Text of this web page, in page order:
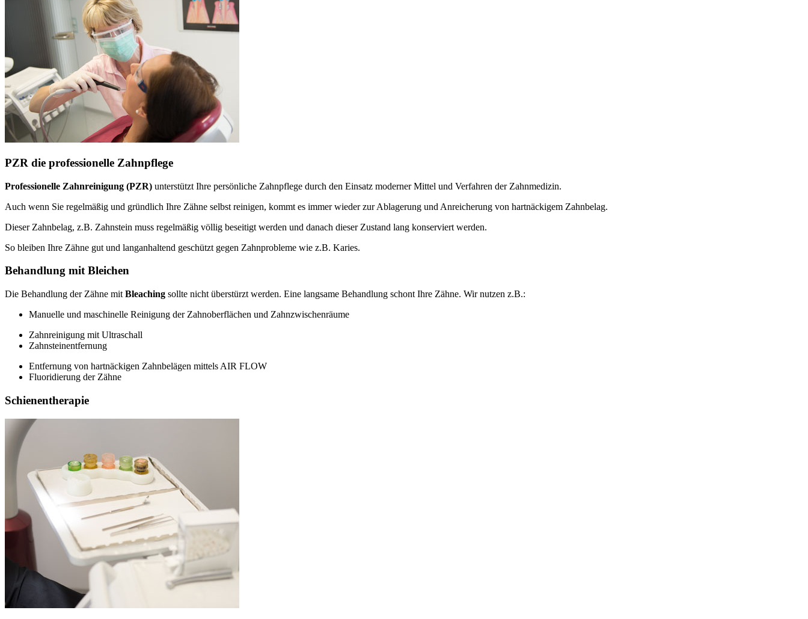
PZR die professionelle Zahnpflege
Professionelle Zahnreinigung (PZR) unterstützt Ihre persönliche Zahnpflege durch den Einsatz moderner Mittel und Verfahren der Zahnmedizin.
Auch wenn Sie regelmäßig und gründlich Ihre Zähne selbst reinigen, kommt es immer wieder zur Ablagerung und Anreicherung von hartnäckigem Zahnbelag.
Dieser Zahnbelag, z.B. Zahnstein muss regelmäßig völlig beseitigt werden und danach dieser Zustand lang konserviert werden.
So bleiben Ihre Zähne gut und langanhaltend geschützt gegen Zahnprobleme wie z.B. Karies.
Behandlung mit Bleichen
Die Behandlung der Zähne mit Bleaching sollte nicht überstürzt werden. Eine langsame Behandlung schont Ihre Zähne. Wir nutzen z.B.:
Manuelle und maschinelle Reinigung der Zahnoberflächen und Zahnzwischenräume
Zahnreinigung mit Ultraschall
Zahnsteinentfernung
Entfernung von hartnäckigen Zahnbelägen mittels AIR FLOW
Fluoridierung der Zähne
Schienentherapie